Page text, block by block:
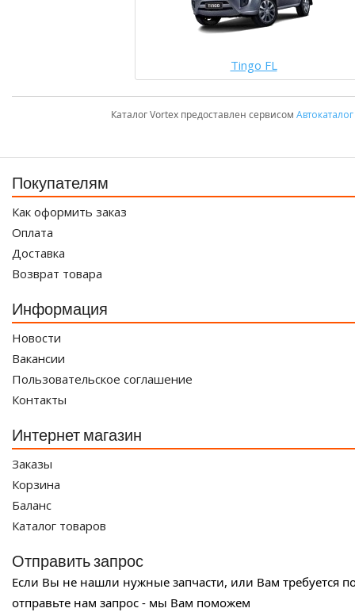
Tingo FL
Каталог Vortex предоставлен сервисом
Покупателям
Как оформить заказ
Оплата
Доставка
Возврат товара
Информация
Новости
Вакансии
Пользовательское соглашение
Контакты
Интернет магазин
Заказы
Корзина
Баланс
Каталог товаров
Отправить запрос
Если Вы не нашли нужные запчасти, или Вам требуется
отправьте нам запрос - мы Вам поможем